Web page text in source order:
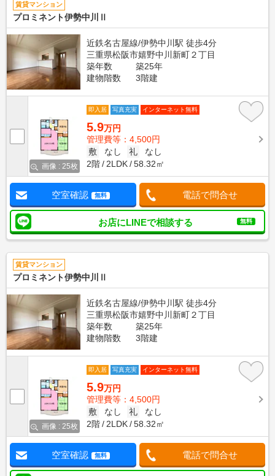
賃貸マンション
プロミネント伊勢中川Ⅱ
近鉄名古屋線/伊勢中川駅 徒歩4分
三重県松阪市嬉野中川新町２丁目
築年数
築25年
建物階数
3階建
画像 : 25枚
即入居 写真充実 インターネット無料
5.9万円
管理費等：4,500円
敷
なし 礼
なし
2階
2LDK 58.32㎡
空室確認 無料 電話で問合せ
お店にLINEで相談する 無料
賃貸マンション
プロミネント伊勢中川Ⅱ
近鉄名古屋線/伊勢中川駅 徒歩4分
三重県松阪市嬉野中川新町２丁目
築年数
築25年
建物階数
3階建
画像 : 25枚
即入居 写真充実 インターネット無料
5.9万円
管理費等：4,500円
敷
なし 礼
なし
2階
2LDK 58.32㎡
空室確認 無料 電話で問合せ